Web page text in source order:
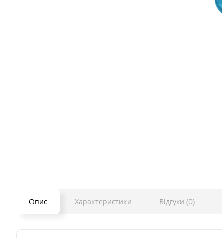
Опис Характеристики Відгуки (0)